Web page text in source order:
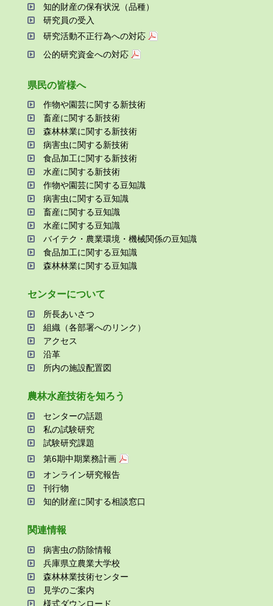
知的財産の保有状況（品種）
研究員の受⼊
研究活動不正⾏為への対応
公的研究資金への対応
県⺠の皆様へ
作物や園芸に関する新技術
畜産に関する新技術
森林林業に関する新技術
病害⾍に関する新技術
⾷品加⼯に関する新技術
⽔産に関する新技術
作物や園芸に関する⾖知識
病害⾍に関する⾖知識
畜産に関する⾖知識
⽔産に関する⾖知識
バイテク・農業環境・機械関係の⾖知識
⾷品加⼯に関する⾖知識
森林林業に関する⾖知識
センターについて
所⻑あいさつ
組織（各部署へのリンク）
アクセス
沿⾰
所内の施設配置図
農林⽔産技術を知ろう
センターの話題
私の試験研究
試験研究課題
第6期中期業務計画
オンライン研究報告
刊⾏物
知的財産に関する相談窓⼝
関連情報
病害⾍の防除情報
兵庫県⽴農業⼤学校
森林林業技術センター
⾒学のご案内
様式ダウンロード